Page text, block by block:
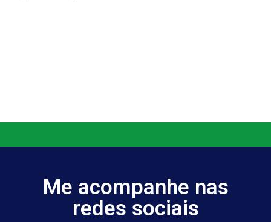
Me acompanhe nas
redes sociais